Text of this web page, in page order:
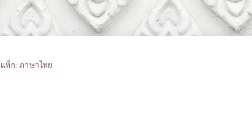
แท็ก: ภาษาไทย